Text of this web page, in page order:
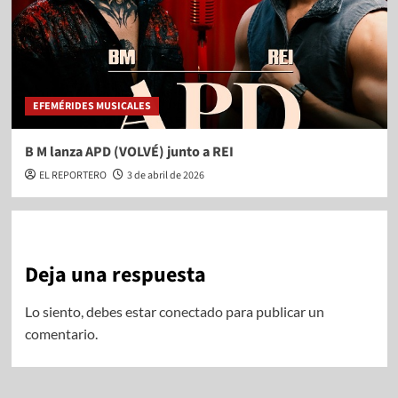
EFEMÉRIDES MUSICALES
B M lanza APD (VOLVÉ) junto a REI
EL REPORTERO 3 de abril de 2026
Deja una respuesta
Lo siento, debes estarconectadopara publicar un
comentario.